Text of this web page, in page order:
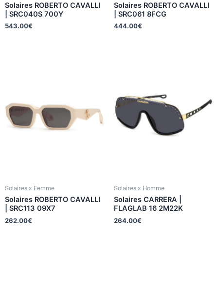
Solaires ROBERTO CAVALLI
| SRC040S 700Y
543.00€
Solaires ROBERTO CAVALLI
| SRC061 8FCG
444.00€
Solaires x Femme
Solaires ROBERTO CAVALLI
| SRC113 09X7
262.00€
Solaires x Homme
Solaires CARRERA |
FLAGLAB 16 2M22K
264.00€